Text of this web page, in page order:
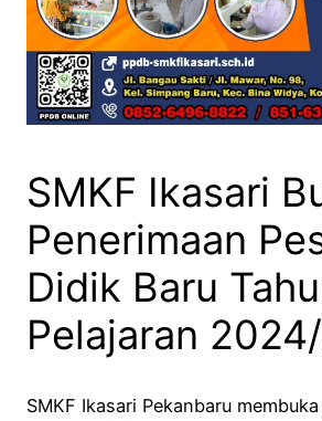
SMKF Ikasari
Penerimaan
Didik Baru
Pelajaran
SMKF Ikasari Pekanbaru